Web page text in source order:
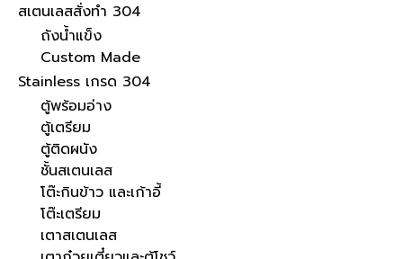
สเตนเลสสั่งทำ 304
ถังน้ำแข็ง
Custom Made
Stainless เกรด 304
ตู้พร้อมอ่าง
ตู้เตรียม
ตู้ติดผนัง
ชั้นสเตนเลส
โต๊ะกินข้าว และเก้าอี้
โต๊ะเตรียม
เตาสเตนเลส